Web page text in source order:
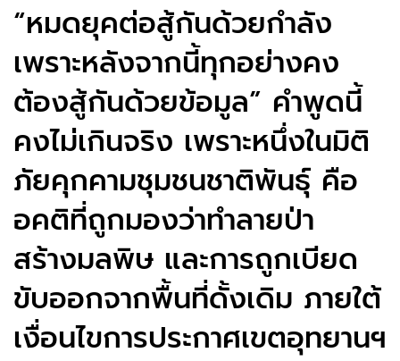
“หมดยุคต่อสู้กันด้วยกำลัง
เพราะหลังจากนี้ทุกอย่างคง
ต้องสู้กันด้วยข้อมูล” คำพูดนี้
คงไม่เกินจริง เพราะหนึ่งในมิติ
ภัยคุกคามชุมชนชาติพันธุ์ คือ
อคติที่ถูกมองว่าทำลายป่า
สร้างมลพิษ และการถูกเบียด
ขับออกจากพื้นที่ดั้งเดิม ภายใต้
เงื่อนไขการประกาศเขตอุทยานฯ